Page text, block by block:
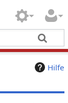
Hilfe